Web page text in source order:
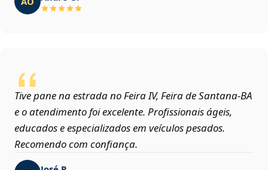
Tive pane na estrada no Feira IV, Feira de Santana‑BA
e o atendimento foi excelente. Profissionais ágeis,
educados e especializados em veículos pesados.
Recomendo com confiança.